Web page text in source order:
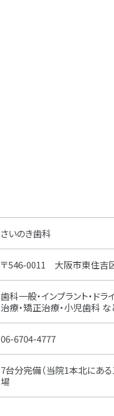
さいのき歯科
〒546-0011 大阪市東住吉
歯科一般・インプラント・ド
治療・矯正治療・小児歯科 な
06-6704-4777
7台分完備（当院1本北にあ
場